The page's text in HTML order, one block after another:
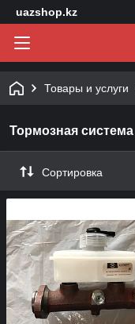
uazshop.kz
Товары и услуги
Тормозная система
Сортировка